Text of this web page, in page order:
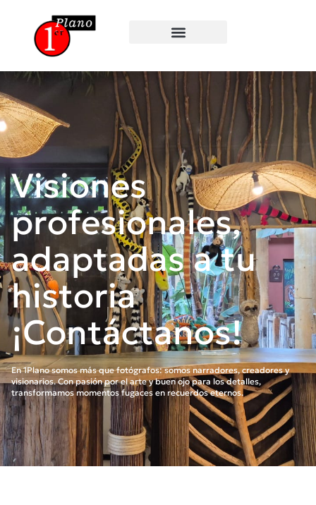
Visiones
profesionales,
adaptadas a tu
historia
¡Contáctanos!
En 1Plano somos más que fotógrafos: somos narradores, creadores y
visionarios. Con pasión por el arte y buen ojo para los detalles,
transformamos momentos fugaces en recuerdos eternos.